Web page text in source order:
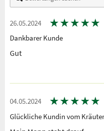
26.05.2024 ★★★★★
Dankbarer Kunde
Gut
04.05.2024 ★★★★★
Glückliche Kundin vom